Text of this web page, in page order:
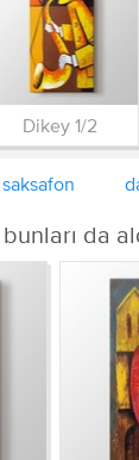
Dikey 1/2
saksafon
da